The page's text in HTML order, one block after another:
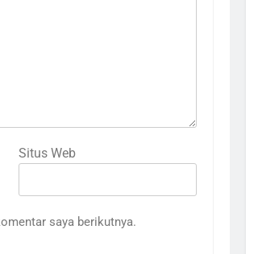
Situs Web
saya berikutnya.